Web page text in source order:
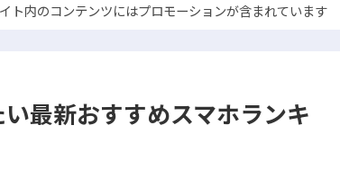
ト内のコンテンツにはプロモーションが含まれています
最新おすすめスマホランキ